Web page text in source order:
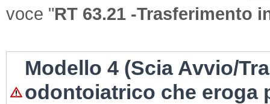
voce "RT 63.21 -Trasferimento
Modello 4 (Scia Avvio/
odontoiatrico che eroga